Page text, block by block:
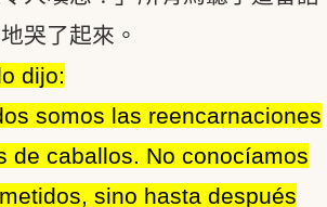
哭了起來。
dijo:
somos las reencarnaciones
de caballos. No conocíamos
sino hasta después